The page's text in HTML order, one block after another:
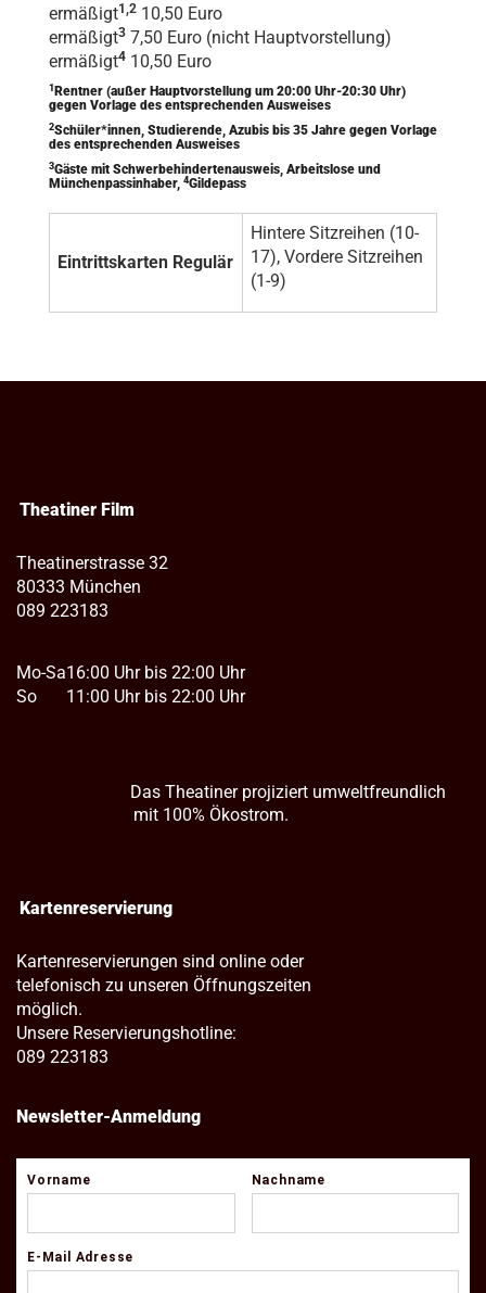
ermäßigt1,2 10,50 Euro
ermäßigt3 7,50 Euro (nicht Hauptvorstellung)
ermäßigt4 10,50 Euro
1 Rentner (außer Hauptvorstellung um 20:00 Uhr-20:30 Uhr)
gegen Vorlage des entsprechenden Ausweises
2Schüler*innen, Studierende, Azubis bis 35 Jahre gegen Vorlage
des entsprechenden Ausweises
3Gäste mit Schwerbehindertenausweis, Arbeitslose und
Münchenpassinhaber, 4Gildepass
Eintrittskarten Regulär
Hintere Sitzreihen (10-
17), Vordere Sitzreihen
(1-9)
Theatiner Film
Theatinerstrasse 32
80333 München
089 223183
Mo-Sa
So
16:00 Uhr bis 22:00 Uhr
11:00 Uhr bis 22:00 Uhr
Das Theatiner projiziert umweltfreundlich
mit 100% Ökostrom.
Kartenreservierung
Kartenreservierungen sind online oder
telefonisch zu unseren Öffnungszeiten
möglich.
Unsere Reservierungshotline:
089 223183
Newsletter-Anmeldung